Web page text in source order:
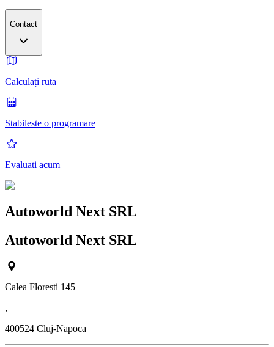
Contact
Calculați ruta
Stabileste o programare
Evaluati acum
Autoworld Next SRL
Autoworld Next SRL
Calea Floresti 145
,
400524 Cluj-Napoca